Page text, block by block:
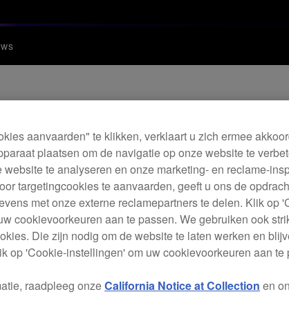
voor de DJM-A9
aanvaarden" te klikken, verklaart u zich ermee
plaatsen om de navigatie op onze website te
website te analyseren en onze marketing- en reclame-
targetingcookies te aanvaarden, geeft u ons de
met onze externe reclamepartners te delen. Klik op
cookievoorkeuren aan te passen. We gebruiken ook
Die zijn nodig om de website te laten werken en
op 'Cookie-instellingen' om uw cookievoorkeuren aan te
raadpleeg onzeCalifornia Notice at Collection en